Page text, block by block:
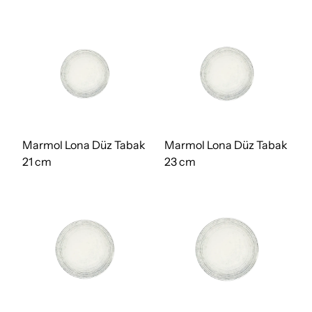
Marmol Lona Düz Tabak
21 cm
Marmol Lona Düz Tabak
23 cm